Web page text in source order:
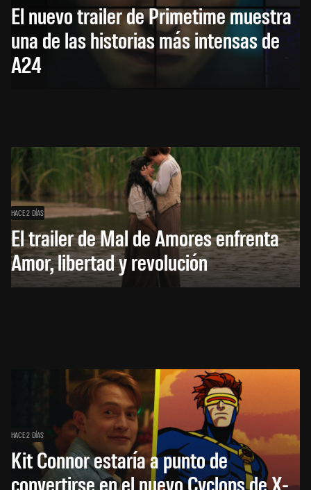
El nuevo trailer de Primetime muestra
una de las historias más intensas de
A24
HACE 2 DÍAS
El trailer de Mal de Amores enfrenta
Amor, libertad y revolución
HACE 2 DÍAS
Kit Connor estaría a punto de
convertirse en el nuevo Cyclops de X-